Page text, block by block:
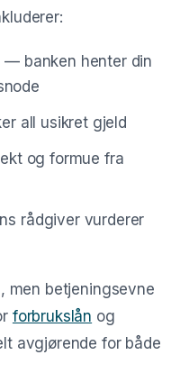
— banken henter din
all usikret gjeld
og formue fra
rådgiver vurderer
men betjeningsevne
forbrukslån og
avgjørende for både